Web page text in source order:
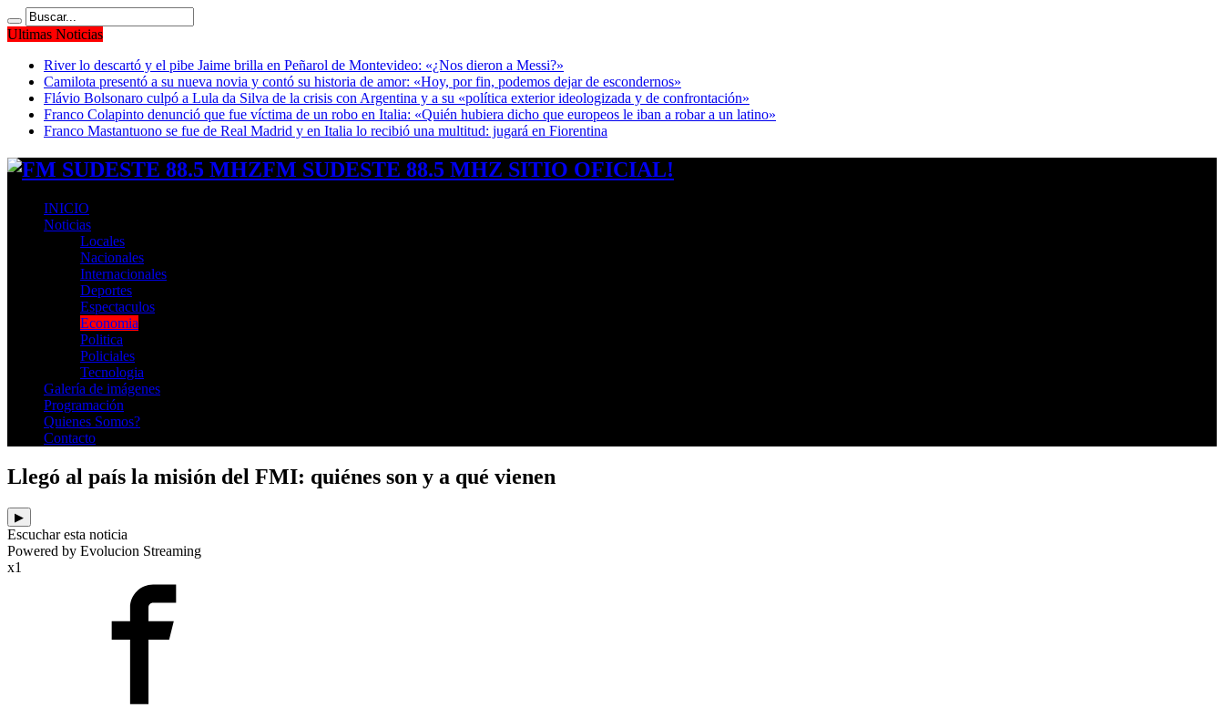
Ultimas Noticias
River lo descartó y el pibe Jaime brilla en Peñarol de Montevideo: «¿Nos dieron a Messi?»
Camilota presentó a su nueva novia y contó su historia de amor: «Hoy, por fin, podemos dejar de escondernos»
Flávio Bolsonaro culpó a Lula da Silva de la crisis con Argentina y a su «política exterior ideologizada y de confrontación»
Franco Colapinto denunció que fue víctima de un robo en Italia: «Quién hubiera dicho que europeos le iban a robar a un latino»
Franco Mastantuono se fue de Real Madrid y en Italia lo recibió una multitud: jugará en Fiorentina
FM SUDESTE 88.5 MHZ SITIO OFICIAL!
INICIO
Noticias
Locales
Nacionales
Internacionales
Deportes
Espectaculos
Economia
Politica
Policiales
Tecnologia
Galería de imágenes
Programación
Quienes Somos?
Contacto
Llegó al país la misión del FMI: quiénes son y a qué vienen
▶
Escuchar esta noticia
Powered by Evolucion Streaming
x1